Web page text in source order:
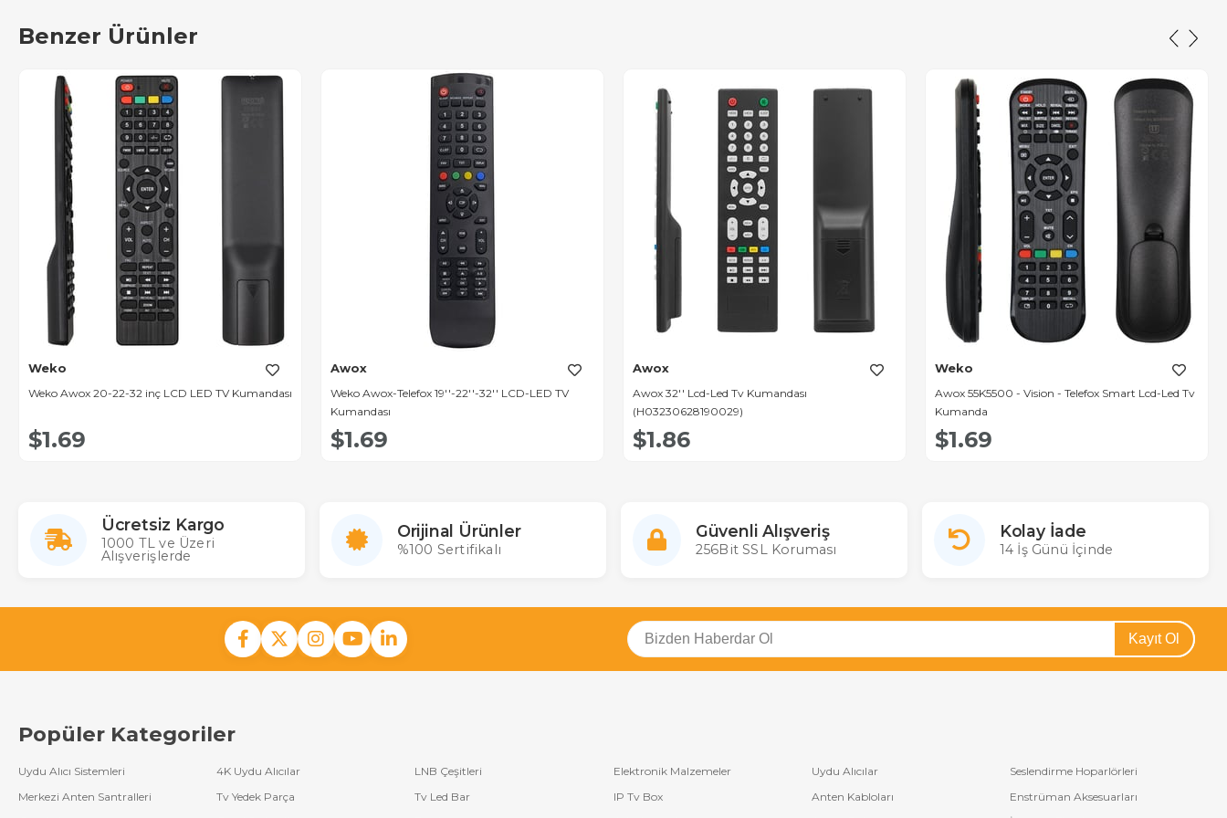
Benzer Ürünler
Weko
Weko Awox 20-22-32 inç LCD LED TV Kumandası
$1.69
Awox
Weko Awox-Telefox 19''-22''-32'' LCD-LED TV
Kumandası
$1.69
Awox
Awox 32'' Lcd-Led Tv Kumandası
(H03230628190029)
$1.86
Weko
Awox 55K5500 - Vision - Telefox Smart Lcd-Led Tv
Kumanda
$1.69
Ücretsiz Kargo
1000 TL ve Üzeri
Alışverişlerde
Orijinal Ürünler
%100 Sertifikalı
Güvenli Alışveriş
256Bit SSL Koruması
Kolay İade
14 İş Günü İçinde
Kayıt Ol
Popüler Kategoriler
Uydu Alıcı Sistemleri 4K Uydu Alıcılar LNB Çeşitleri Elektronik Malzemeler Uydu Alıcılar
Seslendirme Hoparlörleri
Merkezi Anten Santralleri
Tv Yedek Parça Tv Led Bar IP Tv Box Anten Kabloları
Enstrüman Aksesuarları